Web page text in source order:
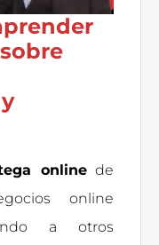
onlinede
online
a otros